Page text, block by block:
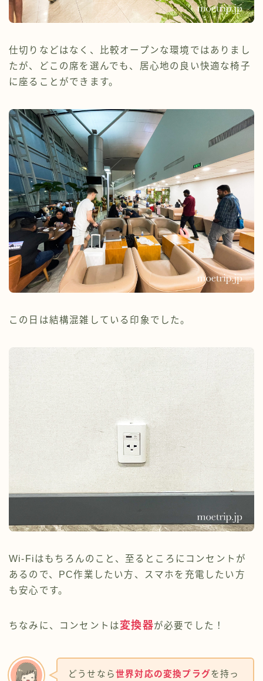
仕切りなどはなく、比較オープンな環境ではありまし
たが、どこの席を選んでも、居心地の良い快適な椅子
に座ることができます。
この日は結構混雑している印象でした。
Wi-Fiはもちろんのこと、至るところにコンセントが
あるので、PC作業したい方、スマホを充電したい方
も安心です。
ちなみに、コンセントは変換器が必要でした！
どうせなら世界対応の変換プラグを持っ